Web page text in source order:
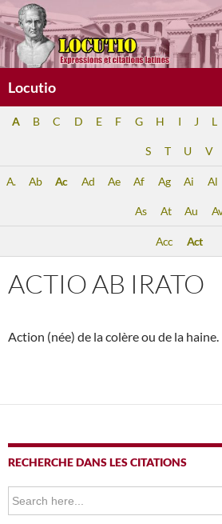
Aller
au
contenu
Locutio
A B C D E F G H I J L
S T U V
A. Ab Ac Ad Ae Af Ag Ai Al
As At Au Av
Acc Act
ACTIO AB IRATO
Action (née) de la colère ou de la haine.
RECHERCHE DANS LES CITATIONS
Search
for: